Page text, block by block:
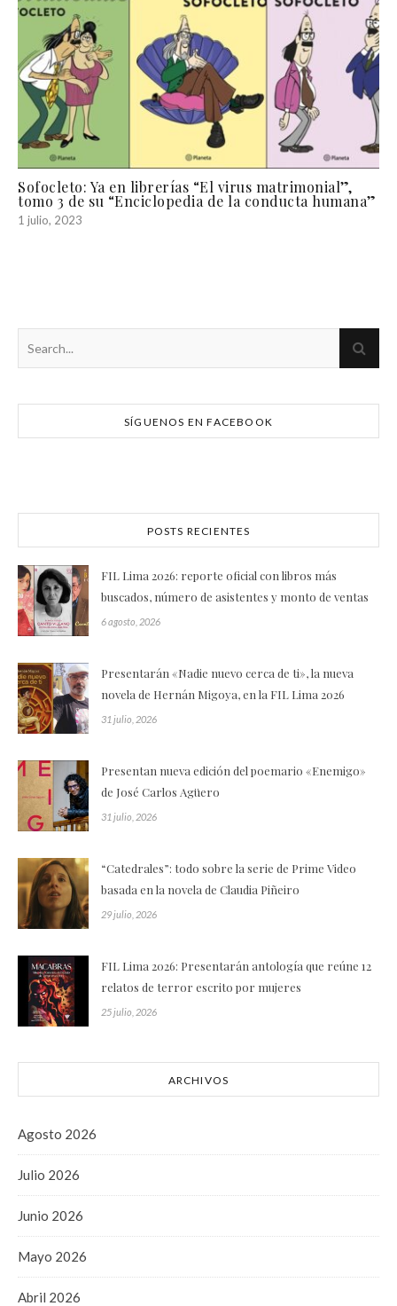
Sofocleto: Ya en librerías “El virus matrimonial”,
tomo 3 de su “Enciclopedia de la conducta humana”
1 julio, 2023
SÍGUENOS EN FACEBOOK
POSTS RECIENTES
FIL Lima 2026: reporte oficial con libros más
buscados, número de asistentes y monto de ventas
6 agosto, 2026
Presentarán «Nadie nuevo cerca de ti», la nueva
novela de Hernán Migoya, en la FIL Lima 2026
31 julio, 2026
Presentan nueva edición del poemario «Enemigo»
de José Carlos Agüero
31 julio, 2026
“Catedrales”: todo sobre la serie de Prime Video
basada en la novela de Claudia Piñeiro
29 julio, 2026
FIL Lima 2026: Presentarán antología que reúne 12
relatos de terror escrito por mujeres
25 julio, 2026
ARCHIVOS
Agosto 2026
Julio 2026
Junio 2026
Mayo 2026
Abril 2026